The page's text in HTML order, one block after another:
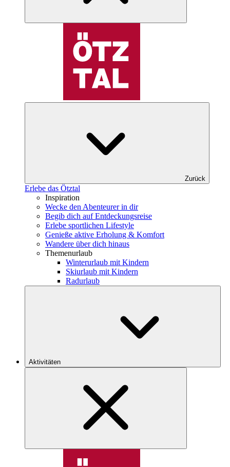
Zurück
Erlebe das Ötztal
Inspiration
Wecke den Abenteurer in dir
Begib dich auf Entdeckungsreise
Erlebe sportlichen Lifestyle
Genieße aktive Erholung & Komfort
Wandere über dich hinaus
Themenurlaub
Winterurlaub mit Kindern
Skiurlaub mit Kindern
Radurlaub
Aktivitäten